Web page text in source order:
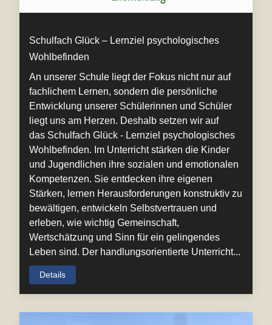
Schulfach Glück – Lernziel psychologisches
Wohlbefinden
An unserer Schule liegt der Fokus nicht nur auf
fachlichem Lernen, sondern die persönliche
Entwicklung unserer Schülerinnen und Schüler
liegt uns am Herzen. Deshalb setzen wir auf
das Schulfach Glück - Lernziel psychologisches
Wohlbefinden. Im Unterricht stärken die Kinder
und Jugendlichen ihre sozialen und emotionalen
Kompetenzen. Sie entdecken ihre eigenen
Stärken, lernen Herausforderungen konstruktiv zu
bewältigen, entwickeln Selbstvertrauen und
erleben, wie wichtig Gemeinschaft,
Wertschätzung und Sinn für ein gelingendes
Leben sind. Der handlungsorientierte Unterricht...
Details